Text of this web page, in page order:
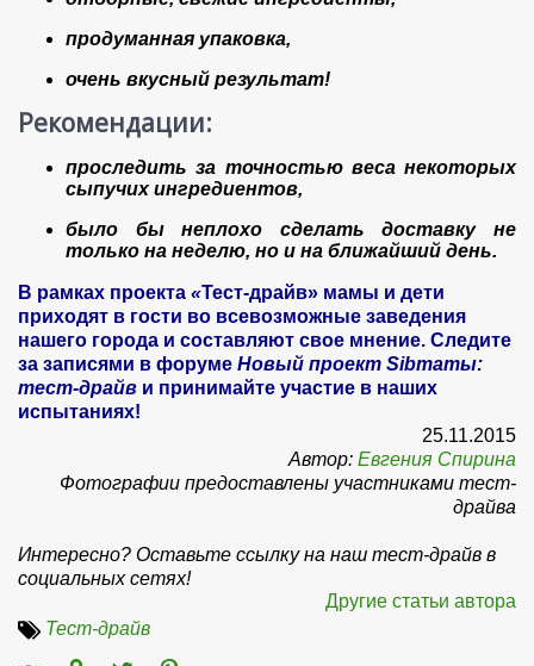
продуманная упаковка,
очень вкусный результат!
Рекомендации:
проследить за точностью веса некоторых
сыпучих ингредиентов,
было бы неплохо сделать доставку не
только на неделю, но и на ближайший день.
В рамках проекта «Тест-драйв» мамы и дети
приходят в гости во всевозможные заведения
нашего города и составляют свое мнение. Следите
за записями в форуме Новый проект Sibmamы:
тест-драйв и принимайте участие в наших
испытаниях!
25.11.2015
Автор: Евгения Спирина
Фотографии предоставлены участниками тест-
драйва
Интересно? Оставьте ссылку на наш тест-драйв в
социальных сетях!
Другие статьи автора
Тест-драйв